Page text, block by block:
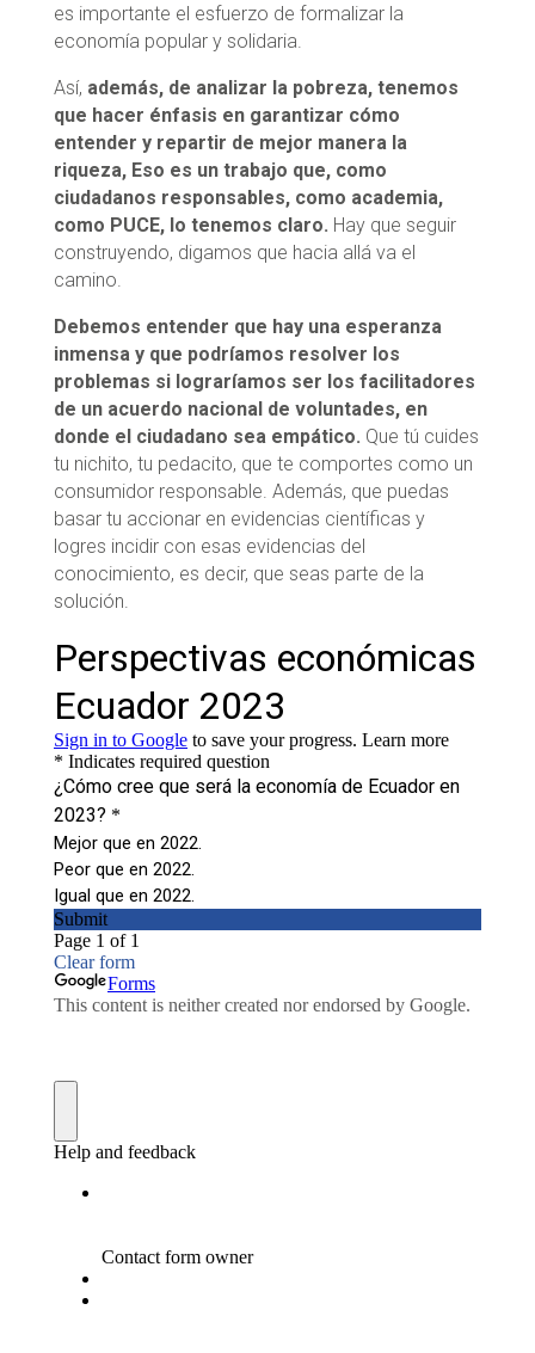
es importante el esfuerzo de formalizar la
economía popular y solidaria.
Así, además, de analizar la pobreza, tenemos
que hacer énfasis en garantizar cómo
entender y repartir de mejor manera la
riqueza, Eso es un trabajo que, como
ciudadanos responsables, como academia,
como PUCE, lo tenemos claro. Hay que seguir
construyendo, digamos que hacia allá va el
camino.
Debemos entender que hay una esperanza
inmensa y que podríamos resolver los
problemas si lograríamos ser los facilitadores
de un acuerdo nacional de voluntades, en
donde el ciudadano sea empático. Que tú cuides
tu nichito, tu pedacito, que te comportes como un
consumidor responsable. Además, que puedas
basar tu accionar en evidencias científicas y
logres incidir con esas evidencias del
conocimiento, es decir, que seas parte de la
solución.